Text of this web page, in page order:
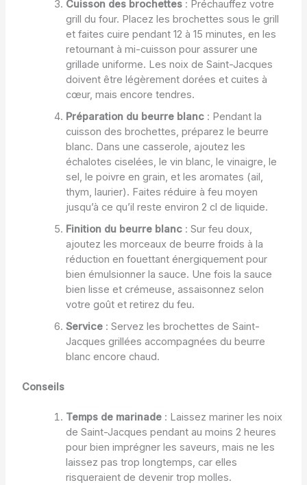
Cuisson des brochettes: Préchauffez votre
grill du four. Placez les brochettes sous le grill
et faites cuire pendant 12 à 15 minutes, en les
retournant à mi-cuisson pour assurer une
grillade uniforme. Les noix de Saint-Jacques
doivent être légèrement dorées et cuites à
cœur, mais encore tendres.
Préparation du beurre blanc: Pendant la
cuisson des brochettes, préparez le beurre
blanc. Dans une casserole, ajoutez les
échalotes ciselées, le vin blanc, le vinaigre, le
sel, le poivre en grain, et les aromates (ail,
thym, laurier). Faites réduire à feu moyen
jusqu’à ce qu’il reste environ 2 cl de liquide.
Finition du beurre blanc: Sur feu doux,
ajoutez les morceaux de beurre froids à la
réduction en fouettant énergiquement pour
bien émulsionner la sauce. Une fois la sauce
bien lisse et crémeuse, assaisonnez selon
votre goût et retirez du feu.
Service: Servez les brochettes de Saint-
Jacques grillées accompagnées du beurre
blanc encore chaud.
Conseils
Temps de marinade: Laissez mariner les noix
de Saint-Jacques pendant au moins 2 heures
pour bien imprégner les saveurs, mais ne les
laissez pas trop longtemps, car elles
risqueraient de devenir trop molles.